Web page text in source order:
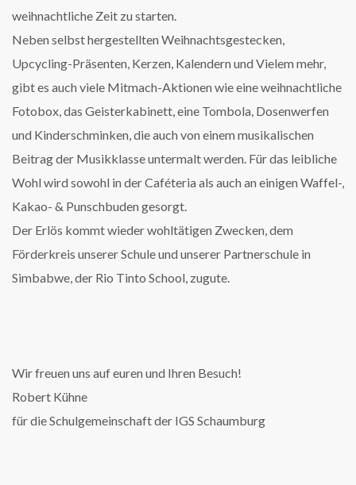
weihnachtliche Zeit zu starten.
Neben selbst hergestellten Weihnachtsgestecken,
Upcycling-Präsenten, Kerzen, Kalendern und Vielem mehr,
gibt es auch viele Mitmach-Aktionen wie eine weihnachtliche
Fotobox, das Geisterkabinett, eine Tombola, Dosenwerfen
und Kinderschminken, die auch von einem musikalischen
Beitrag der Musikklasse untermalt werden. Für das leibliche
Wohl wird sowohl in der Caféteria als auch an einigen Waffel-,
Kakao- & Punschbuden gesorgt.
Der Erlös kommt wieder wohltätigen Zwecken, dem
Förderkreis unserer Schule und unserer Partnerschule in
Simbabwe, der Rio Tinto School, zugute.
Wir freuen uns auf euren und Ihren Besuch!
Robert Kühne
für die Schulgemeinschaft der IGS Schaumburg